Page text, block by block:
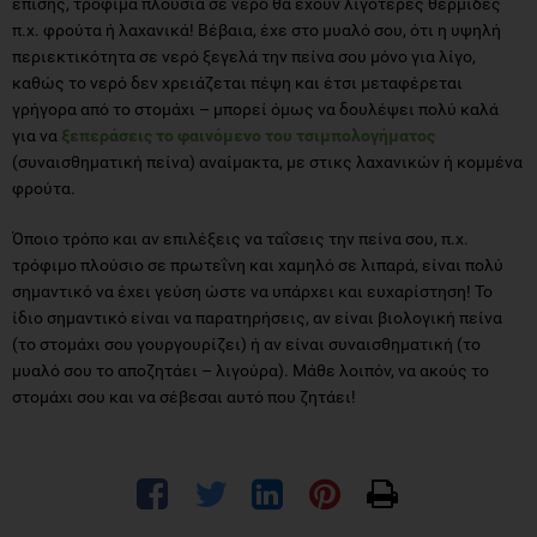
π.χ. φρούτα ή λαχανικά! Βέβαια, έχε στο μυαλό σου, ότι η υψηλή
περιεκτικότητα σε νερό ξεγελά την πείνα σου μόνο για λίγο,
καθώς το νερό δεν χρειάζεται πέψη και έτσι μεταφέρεται
γρήγορα από το στομάχι – μπορεί όμως να δουλέψει πολύ καλά
για να ξεπεράσεις το φαινόμενο του τσιμπολογήματος
(συναισθηματική πείνα) αναίμακτα, με στικς λαχανικών ή κομμένα
φρούτα.
Όποιο τρόπο και αν επιλέξεις να ταΐσεις την πείνα σου, π.χ.
τρόφιμο πλούσιο σε πρωτεΐνη και χαμηλό σε λιπαρά, είναι πολύ
σημαντικό να έχει γεύση ώστε να υπάρχει και ευχαρίστηση! Το
ίδιο σημαντικό είναι να παρατηρήσεις, αν είναι βιολογική πείνα
(το στομάχι σου γουργουρίζει) ή αν είναι συναισθηματική (το
μυαλό σου το αποζητάει – λιγούρα). Μάθε λοιπόν, να ακούς το
στομάχι σου και να σέβεσαι αυτό που ζητάει!